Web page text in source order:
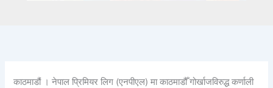
काठमाडौं । नेपाल प्रिमियर लिग (एनपीएल) मा काठमाडौँ गोर्खाजविरुद्ध कर्णाली